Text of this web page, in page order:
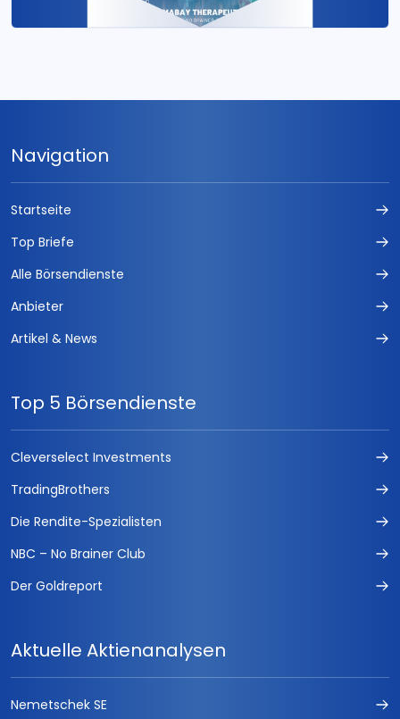
Navigation
Startseite
Top Briefe
Alle Börsendienste
Anbieter
Artikel & News
Top 5 Börsendienste
Cleverselect Investments
TradingBrothers
Die Rendite-Spezialisten
NBC – No Brainer Club
Der Goldreport
Aktuelle Aktienanalysen
Nemetschek SE